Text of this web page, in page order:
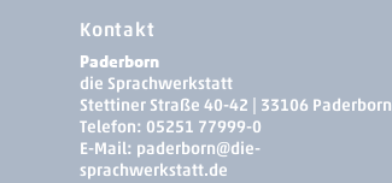
Kontakt
Paderborn
die Sprachwerkstatt
Stettiner Straße 40-42 | 33106 Paderborn
Telefon: 05251 77999-0
E-Mail: paderborn@die-
sprachwerkstatt.de